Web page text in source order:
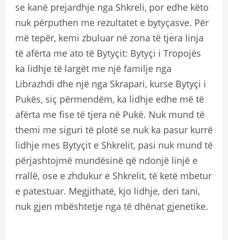
se kanë prejardhje nga Shkreli, por edhe këto
nuk përputhen me rezultatet e bytyçasve. Për
më tepër, kemi zbuluar në zona të tjera linja
të afërta me ato të Bytyçit: Bytyçi i Tropojës
ka lidhje të largët me një familje nga
Librazhdi dhe një nga Skrapari, kurse Bytyçi i
Pukës, siç përmendëm, ka lidhje edhe më të
afërta me fise të tjera në Pukë. Nuk mund të
themi me siguri të plotë se nuk ka pasur kurrë
lidhje mes Bytyçit e Shkrelit, pasi nuk mund të
përjashtojmë mundësinë që ndonjë linjë e
rrallë, ose e zhdukur e Shkrelit, të ketë mbetur
e patestuar. Megjithatë, kjo lidhje, deri tani,
nuk gjen mbështetje nga të dhënat gjenetike.